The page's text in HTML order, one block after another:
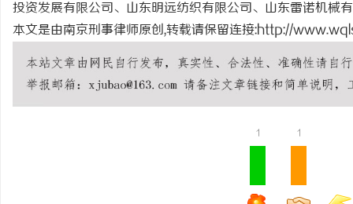
投资发展有限公司、山东明远纺织有限公司、山东雷诺机械
本文是由南京刑事律师原创,转载请保留连接:http://
1 1